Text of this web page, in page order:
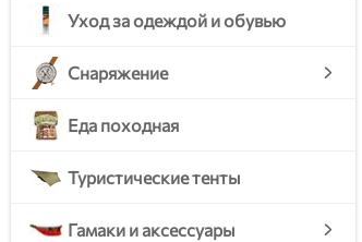
Уход за одеждой и обувью
Снаряжение
Еда походная
Туристические тенты
Гамаки и аксессуары